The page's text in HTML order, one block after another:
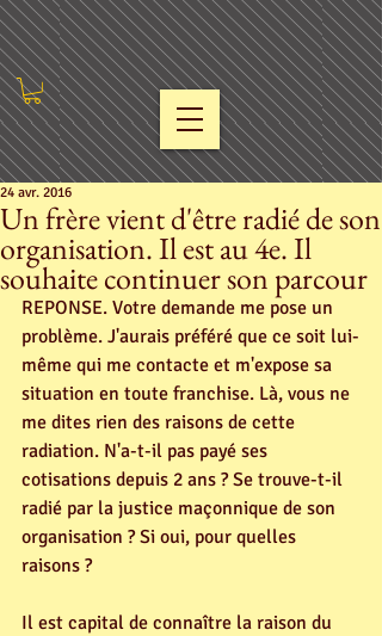
Un frère vient d'être radié de son
organisation. Il est au 4e. Il
souhaite continuer son parcour
24 avr. 2016
REPONSE. Votre demande me pose un
problème. J'aurais préféré que ce soit lui-
même qui me contacte et m'expose sa
situation en toute franchise. Là, vous ne
me dites rien des raisons de cette
radiation. N'a-t-il pas payé ses
cotisations depuis 2 ans ? Se trouve-t-il
radié par la justice maçonnique de son
organisation ? Si oui, pour quelles
raisons ?
Il est capital de connaître la raison du